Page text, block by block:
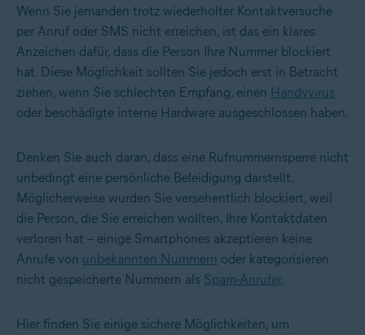
Wenn Sie jemanden trotz wiederholter Kontaktversuche
per Anruf oder SMS nicht erreichen, ist das ein klares
Anzeichen dafür, dass die Person Ihre Nummer blockiert
hat. Diese Möglichkeit sollten Sie jedoch erst in Betracht
ziehen, wenn Sie schlechten Empfang, einen Handyvirus
oder beschädigte interne Hardware ausgeschlossen haben.
Denken Sie auch daran, dass eine Rufnummernsperre nicht
unbedingt eine persönliche Beleidigung darstellt.
Möglicherweise wurden Sie versehentlich blockiert, weil
die Person, die Sie erreichen wollten, Ihre Kontaktdaten
verloren hat – einige Smartphones akzeptieren keine
Anrufe von unbekannten Nummern oder kategorisieren
nicht gespeicherte Nummern als Spam-Anrufer.
Hier finden Sie einige sichere Möglichkeiten, um